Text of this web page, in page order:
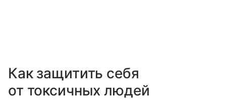
Как защитить себя
от токсичных людей